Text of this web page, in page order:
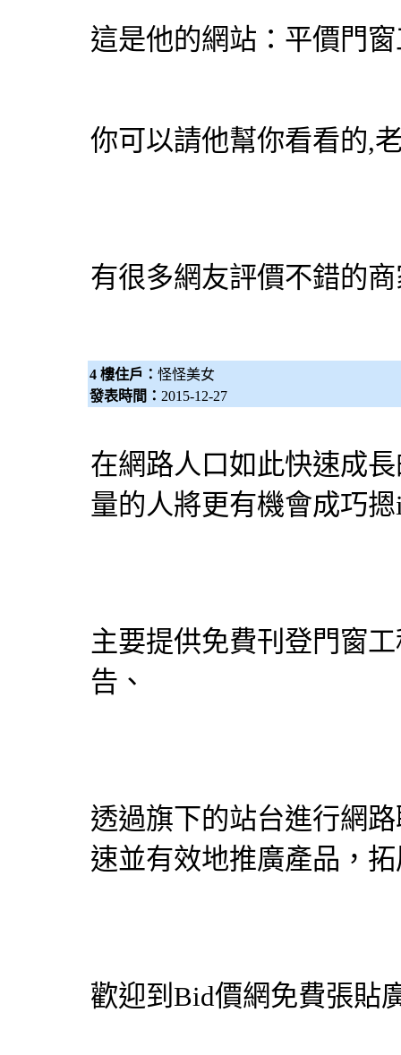
這是他的網站：平價 門
你可以請他幫你看看的,
有很多網友評價不錯的
4 樓住戶： 怪怪美女
發表時間： 2015-12-27
在網路人口如此快速成
量的人將更有機會成巧
主要提供免費刊登門窗
告、
透過旗下的站台進行網
速並有效地推廣產品，
歡迎到 Bid價網免費張貼